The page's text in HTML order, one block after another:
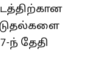
ந் தேதி